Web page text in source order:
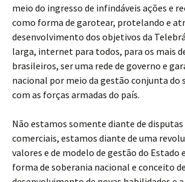
meio do ingresso de infindáveis ações e
como forma de garotear, protelando e
desenvolvimento dos objetivos da
larga, internet para todos, para os mais
brasileiros, ser uma rede de governo e
nacional por meio da gestão conjunta
com as forças armadas do país.
Não estamos somente diante de
comerciais, estamos diante de uma
valores e de modelo de gestão do Estado
forma de soberania nacional e conceito